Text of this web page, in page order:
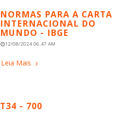
NORMAS PARA A CARTA
INTERNACIONAL DO
MUNDO - IBGE
12/08/2024 06:47 AM
Leia Mais
T34 - 700